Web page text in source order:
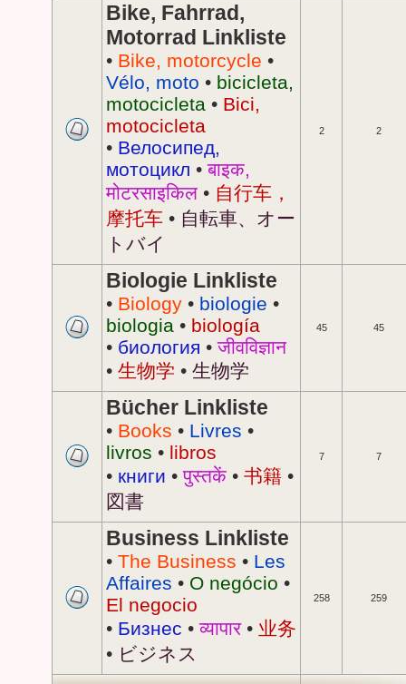
Bike, Fahrrad,
Motorrad Linkliste
• Bike, motorcycle •
Vélo, moto • bicicleta,
motocicleta • Bici,
motocicleta
• Велосипед,
мотоцикл •बाइक,
मोटरसाइकिल • 自行车，
摩托车 • 自転車、オー
トバイ
2 2
Biologie Linkliste
• Biology • biologie •
biologia • biología
• биология •जीवविज्ञान
• 生物学 • 生物学
45 45
Bücher Linkliste
• Books • Livres •
livros • libros
• книги •पुस्तकें • 书籍 •
図書
7 7
Business Linkliste
• The Business • Les
Affaires • O negócio •
El negocio
• Бизнес •व्यापार• 业务
• ビジネス
258 259